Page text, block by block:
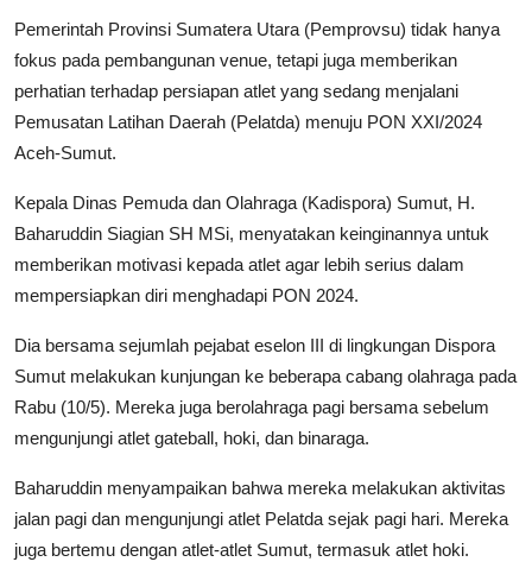
Pemerintah Provinsi Sumatera Utara (Pemprovsu) tidak hanya
fokus pada pembangunan venue, tetapi juga memberikan
perhatian terhadap persiapan atlet yang sedang menjalani
Pemusatan Latihan Daerah (Pelatda) menuju PON XXI/2024
Aceh-Sumut.
Kepala Dinas Pemuda dan Olahraga (Kadispora) Sumut, H.
Baharuddin Siagian SH MSi, menyatakan keinginannya untuk
memberikan motivasi kepada atlet agar lebih serius dalam
mempersiapkan diri menghadapi PON 2024.
Dia bersama sejumlah pejabat eselon III di lingkungan Dispora
Sumut melakukan kunjungan ke beberapa cabang olahraga pada
Rabu (10/5). Mereka juga berolahraga pagi bersama sebelum
mengunjungi atlet gateball, hoki, dan binaraga.
Baharuddin menyampaikan bahwa mereka melakukan aktivitas
jalan pagi dan mengunjungi atlet Pelatda sejak pagi hari. Mereka
juga bertemu dengan atlet-atlet Sumut, termasuk atlet hoki.